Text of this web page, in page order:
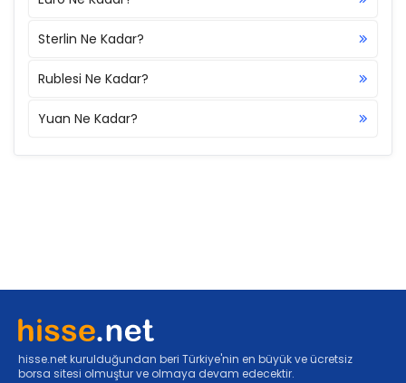
Sterlin Ne Kadar?
Rublesi Ne Kadar?
Yuan Ne Kadar?
hisse.net kurulduğundan beri Türkiye'nin en büyük ve ücretsiz
borsa sitesi olmuştur ve olmaya devam edecektir.